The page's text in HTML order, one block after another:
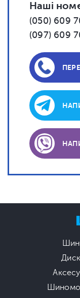
Наші
(050) 609
(097) 609